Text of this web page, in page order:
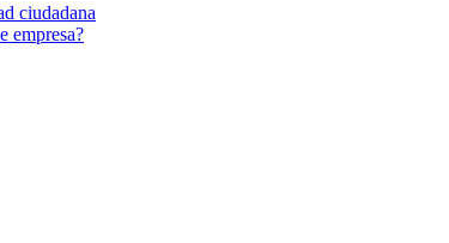
ciudadana
empresa?